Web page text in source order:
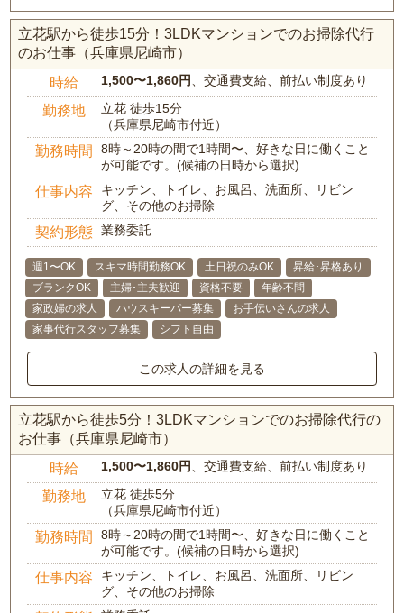
立花駅から徒歩15分！3LDKマンションでのお掃除代行
のお仕事（兵庫県尼崎市）
時給 1,500〜1,860円 、交通費支給、前払い制度あり
勤務地
立花 徒歩15分
（兵庫県尼崎市付近）
勤務時間
8時～20時の間で1時間〜、好きな日に働くこと
が可能です。(候補の日時から選択)
仕事内容
キッチン、トイレ、お風呂、洗面所、リビン
グ、その他のお掃除
契約形態 業務委託
週1〜OK スキマ時間勤務OK 土日祝のみOK
昇給･昇格あり
ブランクOK
主婦･主夫歓迎 資格不要
年齢不問
家政婦の求人
ハウスキーパー募集
お手伝いさんの求人
家事代行スタッフ募集
シフト自由
この求人の詳細を見る
立花駅から徒歩5分！3LDKマンションでのお掃除代行の
お仕事（兵庫県尼崎市）
時給 1,500〜1,860円 、交通費支給、前払い制度あり
勤務地
立花 徒歩5分
（兵庫県尼崎市付近）
勤務時間
8時～20時の間で1時間〜、好きな日に働くこと
が可能です。(候補の日時から選択)
仕事内容
キッチン、トイレ、お風呂、洗面所、リビン
グ、その他のお掃除